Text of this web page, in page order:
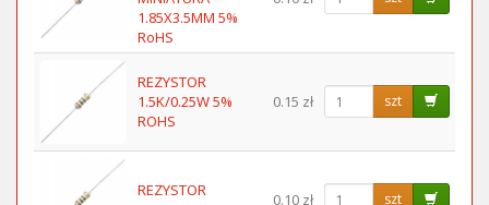
1.85X3.5MM 5%
RoHS
REZYSTOR
1.5K/0.25W 5%
ROHS
0.15 zł szt
REZYSTOR
0.10 zł szt